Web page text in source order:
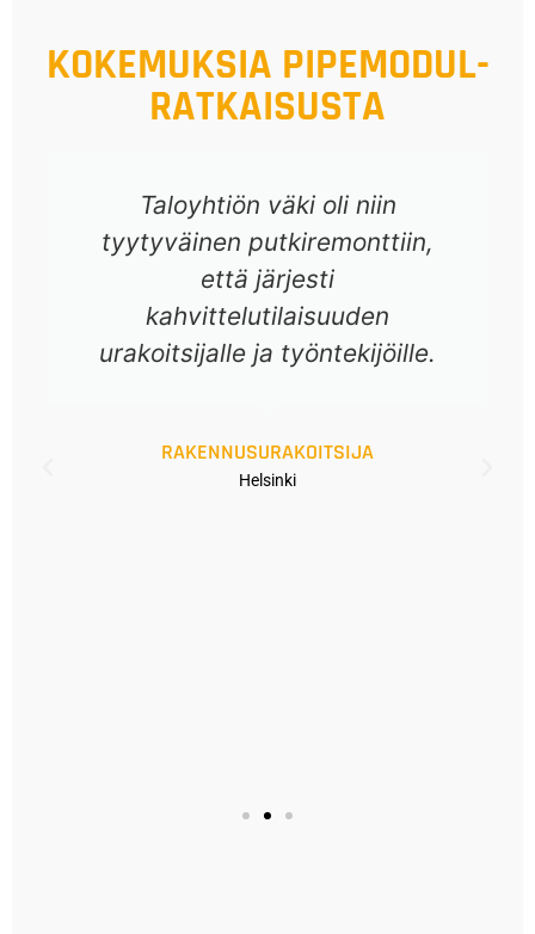
KOKEMUKSIA PIPEMODUL-
RATKAISUSTA
Taloyhtiön väki oli niin
tyytyväinen putkiremonttiin,
että järjesti
kahvittelutilaisuuden
urakoitsijalle ja työntekijöille.
RAKENNUSURAKOITSIJA
Helsinki